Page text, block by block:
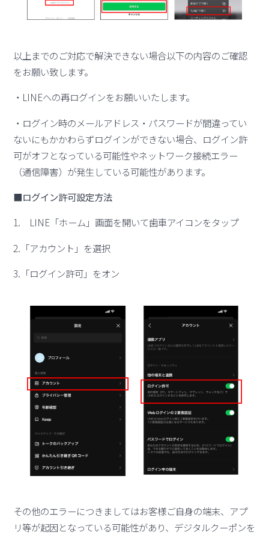
以上までのご対応で解決できない場合以下の内容のご確認
をお願い致します。
・LINEへの再ログインをお願いいたします。
・ログイン時のメールアドレス・パスワードが間違ってい
ないにもかかわらずログインができない場合、ログイン許
可がオフとなっている可能性やネットワーク接続エラー
（通信障害）が発生している可能性があります。
■ログイン許可設定方法
1. LINE「ホーム」画面を開いて歯車アイコンをタップ
2.「アカウント」を選択
3.「ログイン許可」をオン
その他のエラーにつきましてはお客様ご自身の端末、アプ
リ等が起因となっている可能性があり、デジタルクーポンを